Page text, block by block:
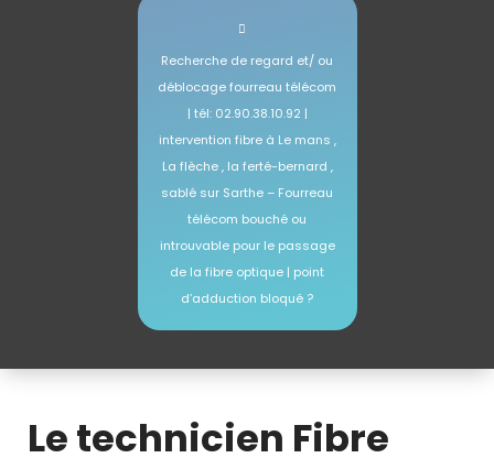
Recherche de regard et/ ou
déblocage fourreau télécom
| tél: 02.90.38.10.92 |
intervention fibre à Le mans ,
La flèche , la ferté-bernard ,
sablé sur Sarthe – Fourreau
télécom bouché ou
introuvable pour le passage
de la fibre optique | point
d’adduction bloqué ?
Le technicien Fibre